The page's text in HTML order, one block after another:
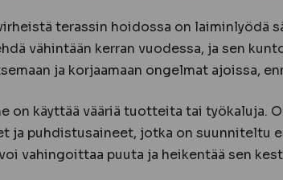
terassin hoidossa on laiminlyödä
vähintään kerran vuodessa, ja sen
ja korjaamaan ongelmat ajoissa,
on käyttää vääriä tuotteita tai työkaluja.
ja puhdistusaineet, jotka on suunniteltu
vahingoittaa puuta ja heikentää sen